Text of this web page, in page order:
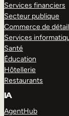
Services financiers
Secteur publique
Commerce de détail
Services
Santé
Éducation
Hôtellerie
Restaurants
IA
AgentHub